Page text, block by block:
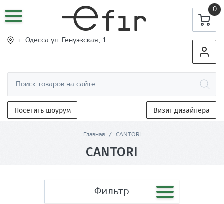
0
г. Одесса ул. Генуэзская, 1
Посетить шоурум Визит дизайнера
Главная / CANTORI
CANTORI
Фильтр